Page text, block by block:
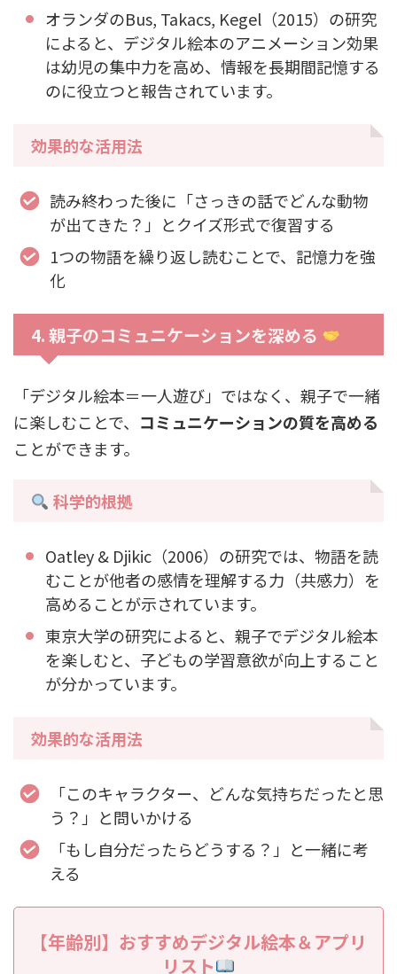
オランダのBus, Takacs, Kegel（2015）の研究
によると、デジタル絵本のアニメーション効果
は幼児の集中力を高め、情報を長期間記憶する
のに役立つと報告されています。
効果的な活用法
読み終わった後に「さっきの話でどんな動物
が出てきた？」とクイズ形式で復習する
1つの物語を繰り返し読むことで、記憶力を強
化
4. 親子のコミュニケーションを深める
「デジタル絵本＝一人遊び」ではなく、親子で一緒
に楽しむことで、 コミュニケーションの質を高める
ことができます。
科学的根拠
Oatley & Djikic（2006）の研究では、物語を読
むことが他者の感情を理解する力（共感力）を
高めることが示されています。
東京大学の研究によると、親子でデジタル絵本
を楽しむと、子どもの学習意欲が向上すること
が分かっています。
効果的な活用法
「このキャラクター、どんな気持ちだったと思
う？」と問いかける
「もし自分だったらどうする？」と一緒に考
える
【年齢別】おすすめデジタル絵本＆アプリ
リスト